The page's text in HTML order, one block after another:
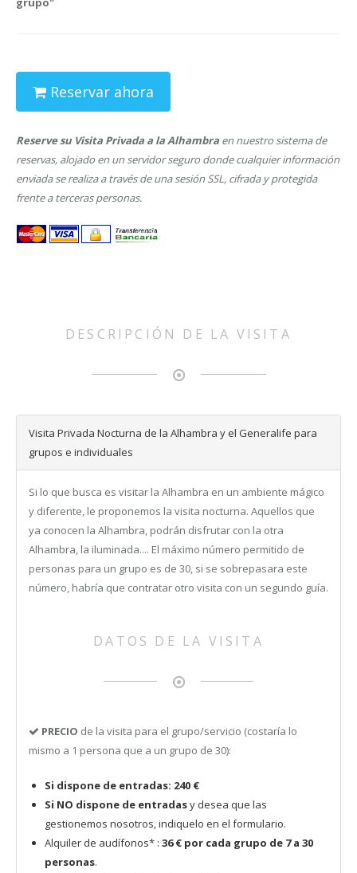
Reservar ahora
Reserve su Visita Privada a la Alhambra en nuestro sistema de
reservas, alojado en un servidor seguro donde cualquier información
enviada se realiza a través de una sesión SSL, cifrada y protegida
frente a terceras personas.
DESCRIPCIÓN DE LA VISITA
Visita Privada Nocturna de la Alhambra y el Generalife para
grupos e individuales
Si lo que busca es visitar la Alhambra en un ambiente mágico
y diferente, le proponemos la visita nocturna. Aquellos que
ya conocen la Alhambra, podrán disfrutar con la otra
Alhambra, la iluminada.... El máximo número permitido de
personas para un grupo es de 30, si se sobrepasara este
número, habría que contratar otro visita con un segundo guía.
DATOS DE LA VISITA
PRECIO de la visita para el grupo/servicio (costaría lo
mismo a 1 persona que a un grupo de 30):
Si dispone de entradas: 240 €
Si NO dispone de entradasy desea que las
gestionemos nosotros, indiquelo en el formulario.
Alquiler de audífonos* : 36 € por cada grupo de 7 a 30
personas.